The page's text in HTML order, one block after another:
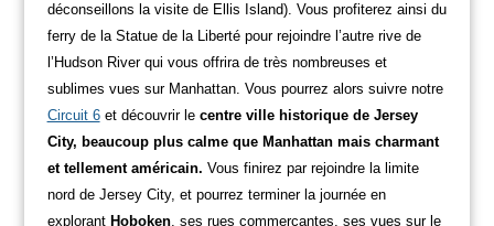
déconseillons la visite de Ellis Island). Vous profiterez ainsi du
ferry de la Statue de la Liberté pour rejoindre l’autre rive de
l’Hudson River qui vous offrira de très nombreuses et
sublimes vues sur Manhattan. Vous pourrez alors suivre notre
Circuit 6et découvrir le centre ville historique de Jersey
City, beaucoup plus calme que Manhattan mais charmant
et tellement américain. Vous finirez par rejoindre la limite
nord de Jersey City, et pourrez terminer la journée en
explorant Hoboken, ses rues commerçantes, ses vues sur le